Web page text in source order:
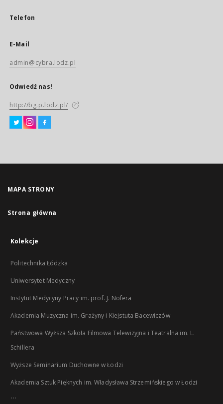
Telefon
E-Mail
admin@cybra.lodz.pl
Odwiedź nas!
http://bg.p.lodz.pl/
MAPA STRONY
Strona główna
Kolekcje
Politechnika Łódzka
Uniwersytet Medyczny
Instytut Medycyny Pracy im. prof. J. Nofera
Akademia Muzyczna im. Grażyny i Kiejstuta Bacewiczów
Państwowa Wyższa Szkoła Filmowa Telewizyjna i Teatralna im. L.
Schillera
Wyższe Seminarium Duchowne w Łodzi
Akademia Sztuk Pięknych im. Władysława Strzemińskiego w Łodzi
...